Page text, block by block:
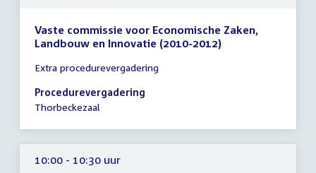
Vaste commissie voor Economische Zaken,
Landbouw en Innovatie (2010-2012)
vergadering
09:30
-
uur
Extra procedurevergadering
Procedurevergadering
Thorbeckezaal
10:00 - 10:30 uur